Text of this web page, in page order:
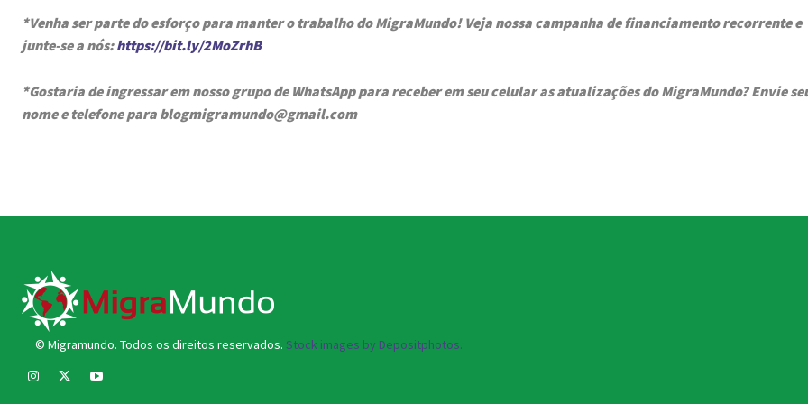
*Venha ser parte do esforço para manter o trabalho do MigraMundo! Veja nossa campanha de financiamento recorrente e
junte-se a nós:https://bit.ly/2MoZrhB
*Gostaria de ingressar em nosso grupo de WhatsApp para receber em seu celular as atualizações do MigraMundo? Envie
nome e telefone para blogmigramundo@gmail.com
© Migramundo. Todos os direitos reservados. Stock images by Depositphotos.